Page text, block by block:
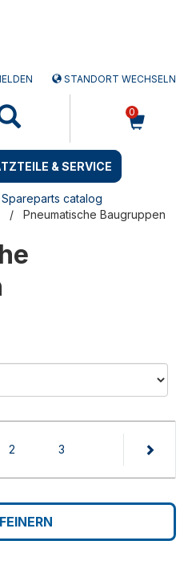
STANDORT WECHSELN
0
& SERVICE
Spareparts catalog
Pneumatische Baugruppen
2 3